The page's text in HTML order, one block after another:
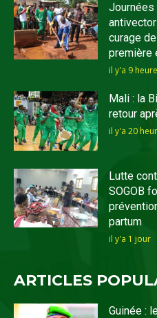
curage
première
il y'a 9
Mali : la
retour
il y'a 20
Lutte
SOGOB
partum
il y'a 1 jour
ARTICLES
Guinée :